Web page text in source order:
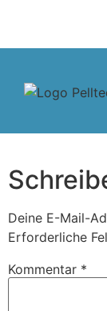
Deine E-Mail-
Erforderliche
Kommentar *